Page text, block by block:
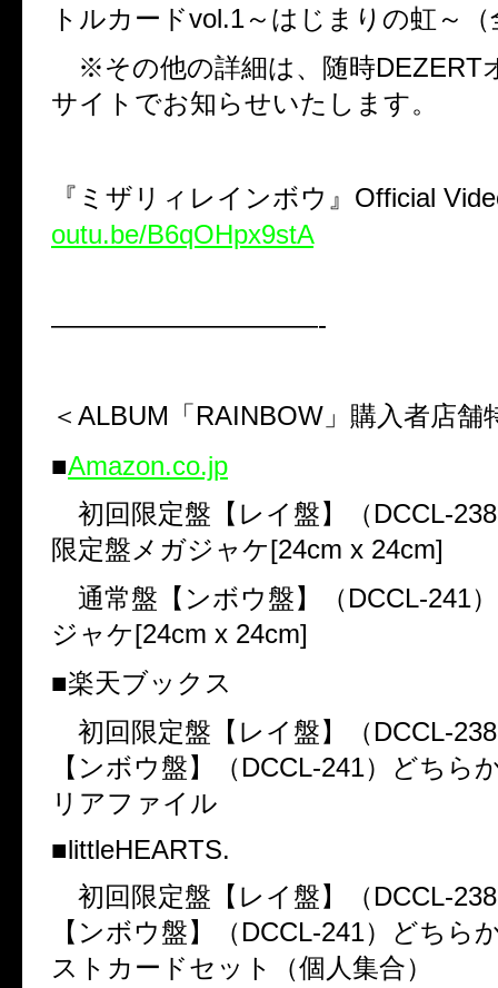
トルカードvol.1～はじまりの虹～（
※その他の詳細は、随時DEZERT
サイトでお知らせいたします。
『ミザリィレインボウ』 Official
outu.be/B6qOHpx9stA
——————————-
＜ ALBUM 「 RAINBOW 」購入者店舗
■Amazon.co.jp
初回限定盤【レイ盤】（DCCL-238
限定盤メガジャケ[24cm x 24cm]
通常盤【ンボウ盤】（DCCL-241
ジャケ[24cm x 24cm]
■楽天ブックス
初回限定盤【レイ盤】（DCCL-238
【ンボウ盤】（DCCL-241）どちら
リアファイル
■littleHEARTS.
初回限定盤【レイ盤】（DCCL-238
【ンボウ盤】（DCCL-241）どちら
ストカードセット（個人集合）